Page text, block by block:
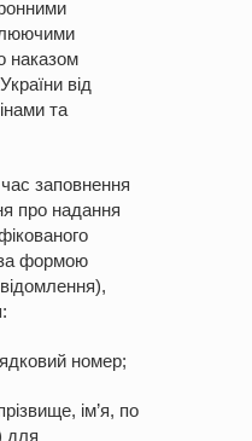
наказом
від
та
заповнення
про надання
за формою
номер;
ім’я, по
для